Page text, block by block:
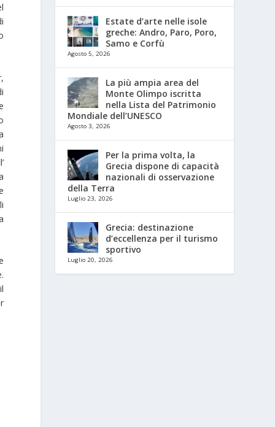
Estate d’arte nelle isole
greche: Andro, Paro, Poro,
Samo e Corfù
Agosto 5, 2026
La più ampia area del
Monte Olimpo iscritta
nella Lista del Patrimonio
Mondiale dell’UNESCO
Agosto 3, 2026
Per la prima volta, la
Grecia dispone di capacità
nazionali di osservazione
della Terra
Luglio 23, 2026
Grecia: destinazione
d’eccellenza per il turismo
sportivo
Luglio 20, 2026